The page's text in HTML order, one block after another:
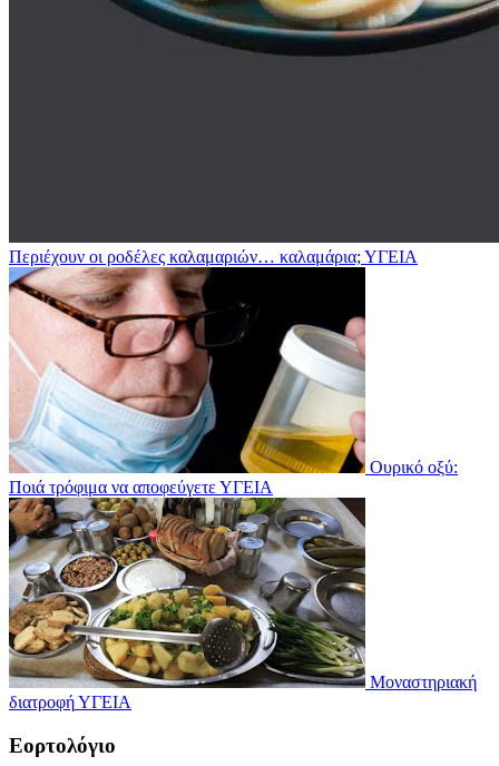
Περιέχουν οι ροδέλες καλαμαριών… καλαμάρια;ΥΓΕΙΑ
Ουρικό οξύ:
Ποιά τρόφιμα να αποφεύγετεΥΓΕΙΑ
Μοναστηριακή
διατροφήΥΓΕΙΑ
Εορτολόγιο